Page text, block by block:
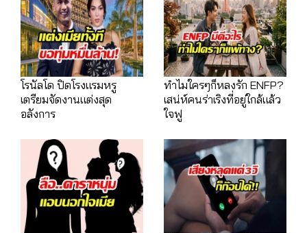
โรนัลโด ปิดโรงแรมหรู
เตรียมจัดงานแต่งสุด
อลังการ
ทำไมใครๆก็หลงรัก ENFP?
เสน่ห์คนร่าเริงที่อยู่ใกล้แล้ว
ใจฟู